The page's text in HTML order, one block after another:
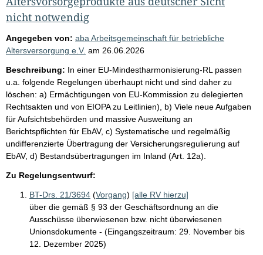
nicht notwendig
Angegeben von: aba Arbeitsgemeinschaft für betriebliche
Altersversorgung e.V. am 26.06.2026
Beschreibung: In einer EU-Mindestharmonisierung-RL passen
u.a. folgende Regelungen überhaupt nicht und sind daher zu
löschen: a) Ermächtigungen von EU-Kommission zu delegierten
Rechtsakten und von EIOPA zu Leitlinien), b) Viele neue Aufgaben
für Aufsichtsbehörden und massive Ausweitung an
Berichtspflichten für EbAV, c) Systematische und regelmäßig
undifferenzierte Übertragung der Versicherungsregulierung auf
EbAV, d) Bestandsübertragungen im Inland (Art. 12a).
Zu Regelungsentwurf:
BT-Drs. 21/3694 (Vorgang) [alle RV hierzu]
über die gemäß § 93 der Geschäftsordnung an die
Ausschüsse überwiesenen bzw. nicht überwiesenen
Unionsdokumente - (Eingangszeitraum: 29. November bis
12. Dezember 2025)